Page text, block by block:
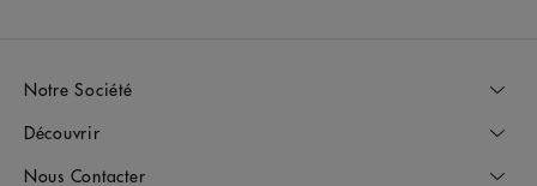
Notre Société
Découvrir
Nous Contacter